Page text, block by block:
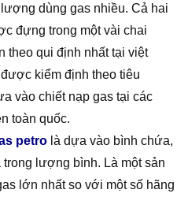
dùng gas nhiều. Cả hai
đựng trong một vài chai
theo qui định nhất tại việt
kiểm định theo tiêu
vào chiết nạp gas tại các
toàn quốc.
petro là dựa vào bình chứa,
lượng bình. Là một sản
lớn nhất so với một số hãng